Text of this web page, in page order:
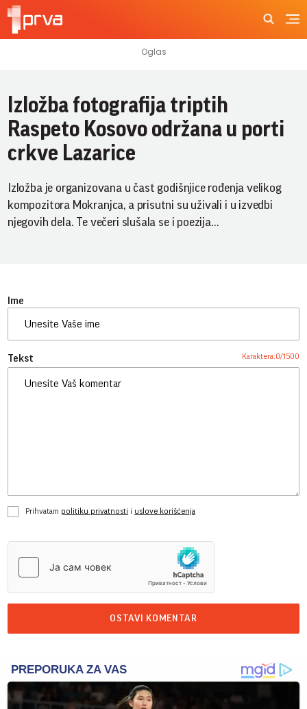
Izložba fotografija triptih
Raspeto Kosovo održana u porti
crkve Lazarice
Izložba je organizovana u čast godišnjice rođenja velikog
kompozitora Mokranjca, a prisutni su uživali i u izvedbi
njegovih dela. Te večeri slušala se i poezija…
Ime
Tekst Karaktera:0/1500
Prihvatam politiku privatnosti i uslove korišćenja
OSTAVI KOMENTAR